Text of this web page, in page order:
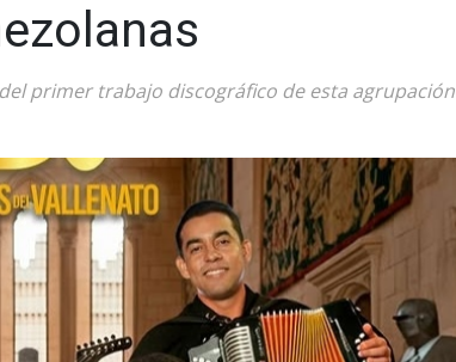
primer trabajo discográfico de esta agrupación